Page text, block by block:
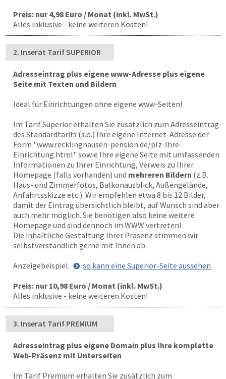
Preis: nur 4,98 Euro / Monat (inkl. MwSt.)
Alles inklusive - keine weiteren Kosten!
2. Inserat Tarif SUPERIOR
Adresseintrag plus eigene www-Adresse plus eigene
Seite mit Texten und Bildern
Ideal für Einrichtungen ohne eigene www-Seiten!
Im Tarif Superior erhalten Sie zusätzlich zum Adresseintrag
des Standardtarifs (s.o.) Ihre eigene Internet-Adresse der
Form "www.recklinghausen-pension.de/plz-Ihre-
Einrichtung.html" sowie Ihre eigene Seite mit umfassenden
Informationen zu Ihrer Einrichtung, Verweis zu Ihrer
Homepage (falls vorhanden) und mehreren Bildern (z.B.
Haus- und Zimmerfotos, Balkonausblick, Außengelände,
Anfahrtsskizze etc.). Wir empfehlen etwa 8 bis 12 Bilder,
damit der Eintrag übersichtlich bleibt, auf Wunsch sind aber
auch mehr möglich. Sie benötigen also keine weitere
Homepage und sind dennoch im WWW vertreten!
Die inhaltliche Gestaltung Ihrer Präsenz stimmen wir
selbstverständlich gerne mit Ihnen ab.
Anzeigebeispiel:
so kann eine Superior-Seite aussehen
Preis: nur 10,98 Euro / Monat (inkl. MwSt.)
Alles inklusive - keine weiteren Kosten!
3. Inserat Tarif PREMIUM
Adresseintrag plus eigene Domain plus Ihre komplette
Web-Präsenz mit Unterseiten
Im Tarif Premium erhalten Sie zusätzlich zum